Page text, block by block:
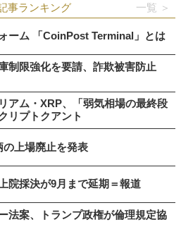
事ランキング 一覧 ＞
ーム 「CoinPost Terminal」とは
制限強化を要請、詐欺被害防止
アム・XRP、「弱気相場の最終段
リプトクアント
の上場廃止を発表
院採決が9月まで延期＝報道
法案、トランプ政権が倫理規定協